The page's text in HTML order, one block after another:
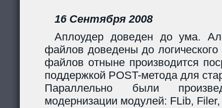
16 Сентября 2008
Аплоудер доведен до ума.
файлов доведены до логического
файлов отныне производится
поддержкой POST-метода для
Параллельно были
модернизации модулей: FLib,